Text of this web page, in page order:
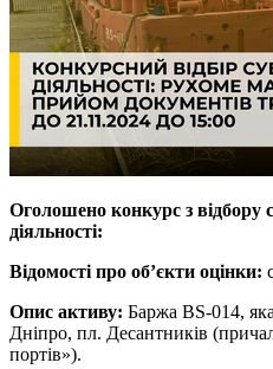
Оголошено конкурс з відбору
діяльності:
Відомості про об’єкти оцінки:
Опис активу: Баржа BS-014,
Дніпро, пл. Десантників
портів»).